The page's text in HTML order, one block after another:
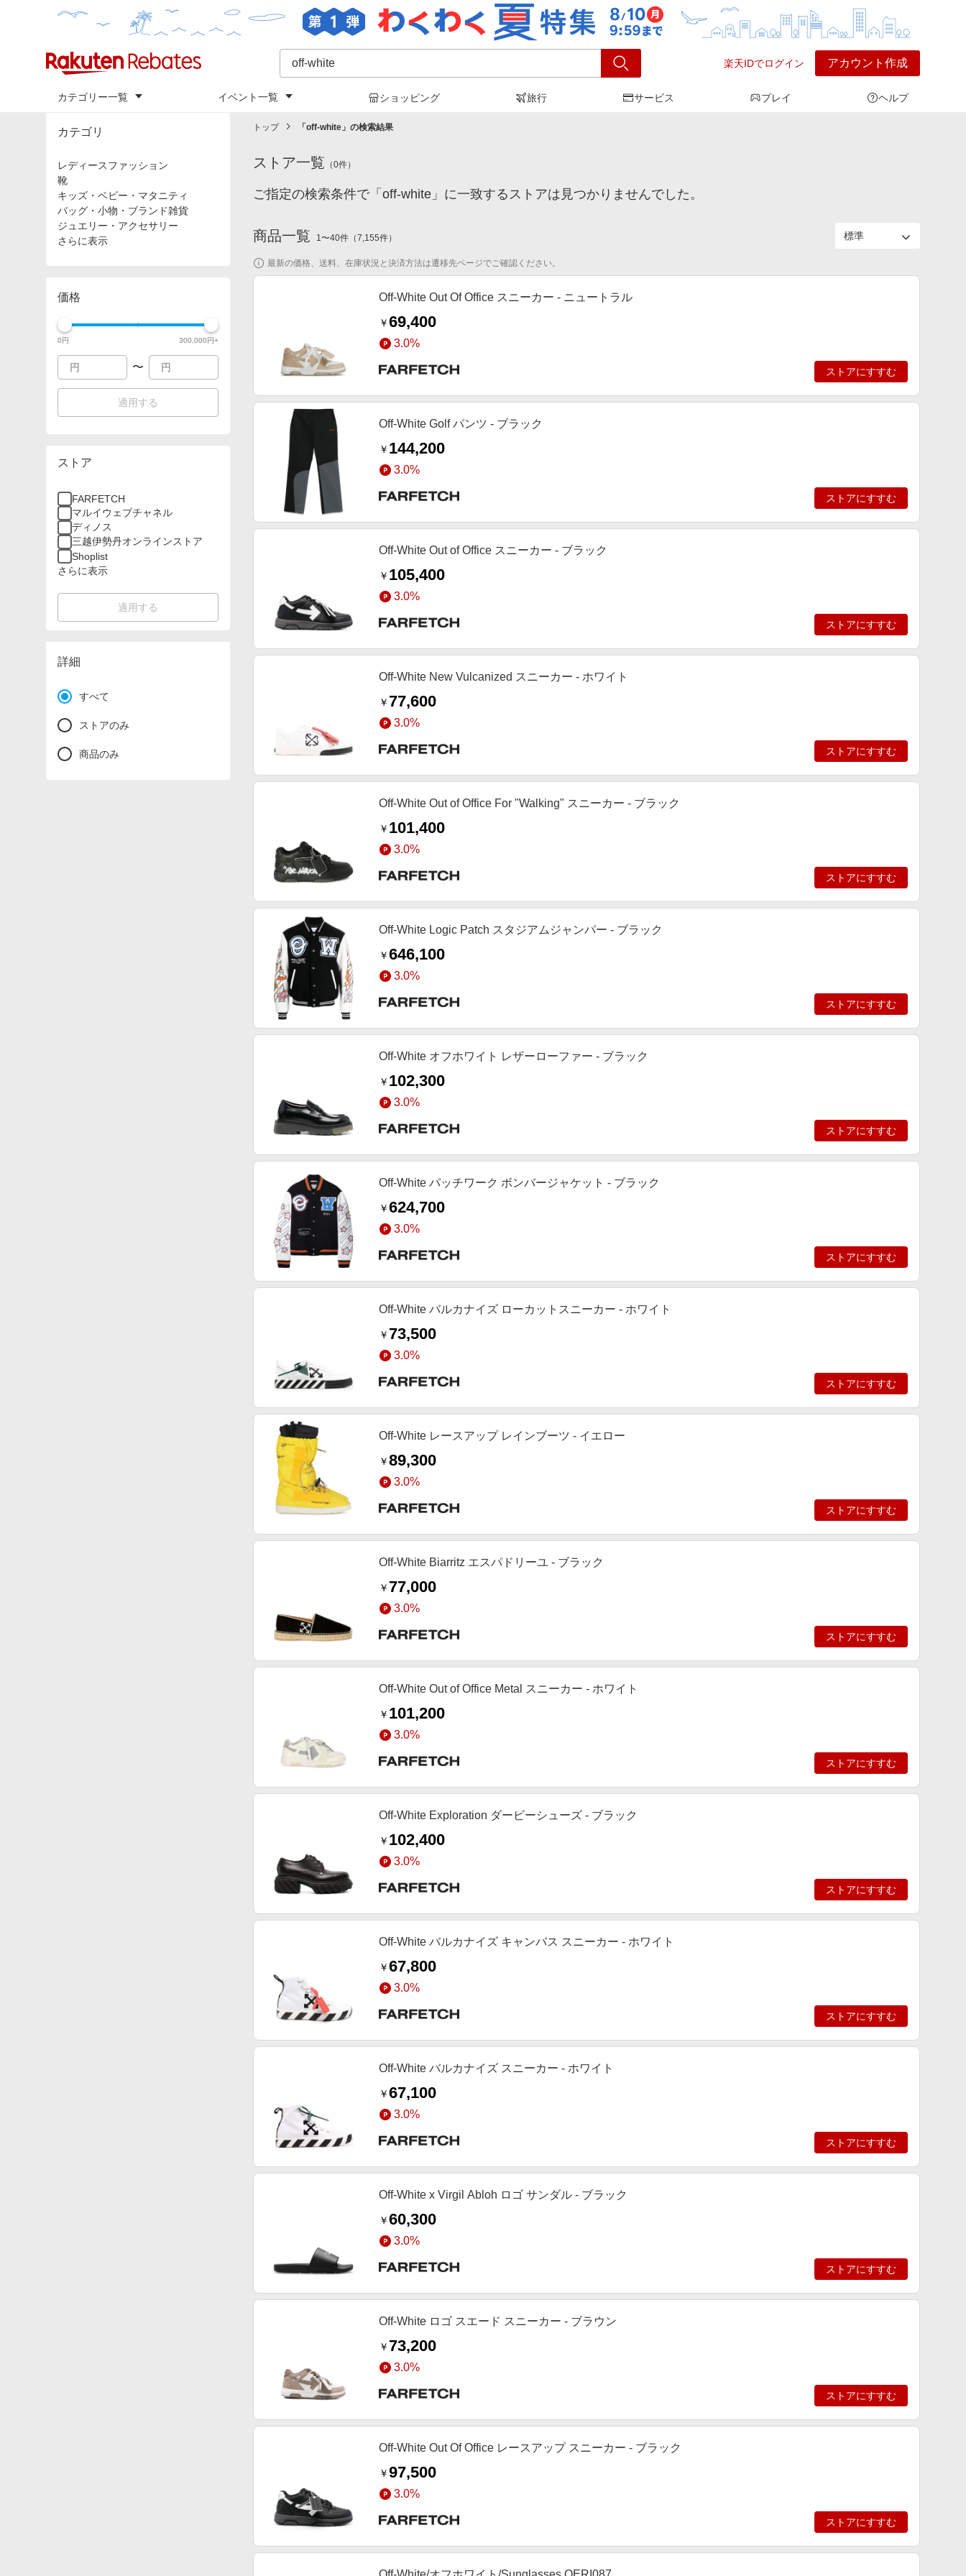
楽天IDでログイン アカウント作成
カテゴリー一覧 イベント一覧 ショッピング 旅行 サービス プレイ ヘルプ
カテゴリ
レディースファッション
靴
キッズ・ベビー・マタニティ
バッグ・小物・ブランド雑貨
ジュエリー・アクセサリー
さらに表示
価格
0円 300,000円+
〜
適用する
ストア
FARFETCH
マルイウェブチャネル
ディノス
三越伊勢丹オンラインストア
Shoplist
さらに表示
適用する
詳細
すべて
ストアのみ
商品のみ
トップ 「 off-white 」の検索結果
ストア一覧 （0件）
ご指定の検索条件で「off-white」に一致するストアは見つかりませんでした。
商品一覧 1〜40件 （7,155件）
最新の価格、送料、在庫状況と決済方法は遷移先ページでご確認ください。
Off-White Out Of Office スニーカー - ニュートラル
￥69,400
3.0%
ストアにすすむ
Off-White Golf パンツ - ブラック
￥ 144,200
3.0%
ストアにすすむ
Off-White Out of Office スニーカー - ブラック
￥ 105,400
3.0%
ストアにすすむ
Off-White New Vulcanized スニーカー - ホワイト
￥ 77,600
3.0%
ストアにすすむ
Off-White Out of Office For "Walking" スニーカー - ブラック
￥ 101,400
3.0%
ストアにすすむ
Off-White Logic Patch スタジアムジャンパー - ブラック
￥646,100
3.0%
ストアにすすむ
Off-White オフホワイト レザーローファー - ブラック
￥ 102,300
3.0%
ストアにすすむ
Off-White パッチワーク ボンバージャケット - ブラック
￥624,700
3.0%
ストアにすすむ
Off-White バルカナイズ ローカットスニーカー - ホワイト
￥ 73,500
3.0%
ストアにすすむ
Off-White レースアップ レインブーツ - イエロー
￥89,300
3.0%
ストアにすすむ
Off-White Biarritz エスパドリーユ - ブラック
￥ 77,000
3.0%
ストアにすすむ
Off-White Out of Office Metal スニーカー - ホワイト
￥ 101,200
3.0%
ストアにすすむ
Off-White Exploration ダービーシューズ - ブラック
￥ 102,400
3.0%
ストアにすすむ
Off-White バルカナイズ キャンバス スニーカー - ホワイト
￥67,800
3.0%
ストアにすすむ
Off-White バルカナイズ スニーカー - ホワイト
￥67,100
3.0%
ストアにすすむ
Off-White x Virgil Abloh ロゴ サンダル - ブラック
￥60,300
3.0%
ストアにすすむ
Off-White ロゴ スエード スニーカー - ブラウン
￥ 73,200
3.0%
ストアにすすむ
Off-White Out Of Office レースアップ スニーカー - ブラック
￥97,500
3.0%
ストアにすすむ